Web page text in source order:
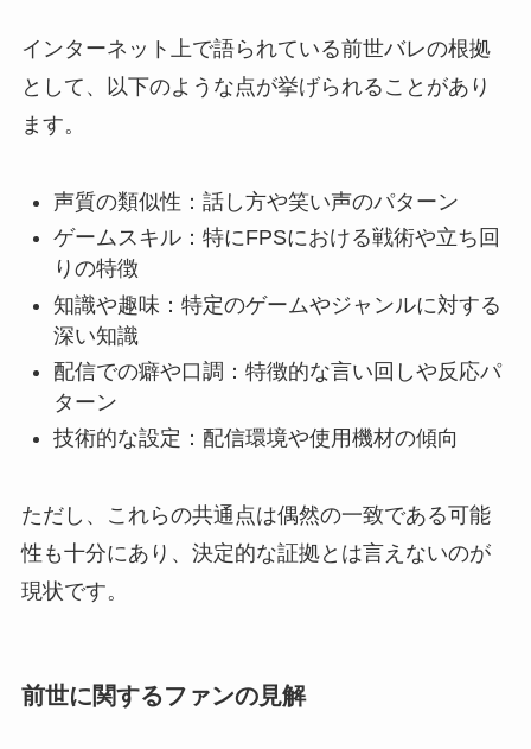
インターネット上で語られている前世バレの根拠
として、以下のような点が挙げられることがあり
ます。
声質の類似性：話し方や笑い声のパターン
ゲームスキル：特にFPSにおける戦術や立ち回
りの特徴
知識や趣味：特定のゲームやジャンルに対する
深い知識
配信での癖や口調：特徴的な言い回しや反応パ
ターン
技術的な設定：配信環境や使用機材の傾向
ただし、これらの共通点は偶然の一致である可能
性も十分にあり、決定的な証拠とは言えないのが
現状です。
前世に関するファンの見解